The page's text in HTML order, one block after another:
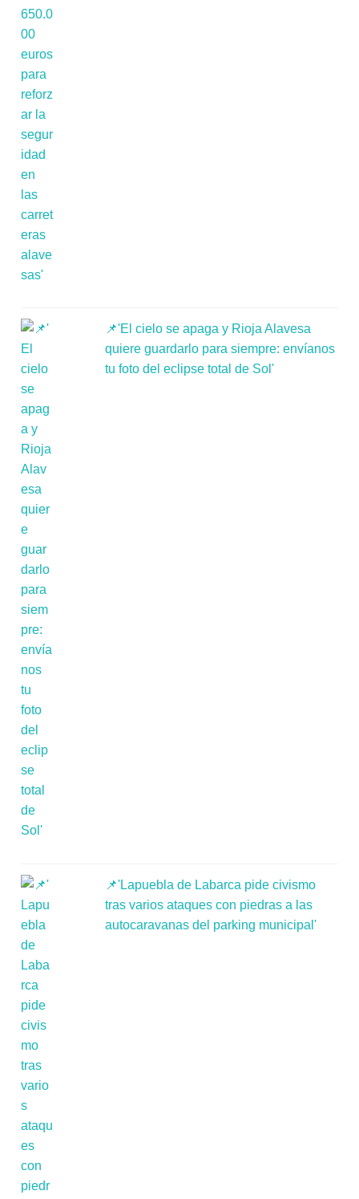
📌'El cielo se apaga y Rioja Alavesa
quiere guardarlo para siempre: envíanos
tu foto del eclipse total de Sol'
📌'Lapuebla de Labarca pide civismo
tras varios ataques con piedras a las
autocaravanas del parking municipal'